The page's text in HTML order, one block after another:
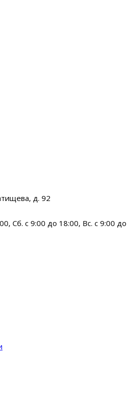
д. 92
Сб. с 9:00 до 18:00, Вс. с 9:00 до